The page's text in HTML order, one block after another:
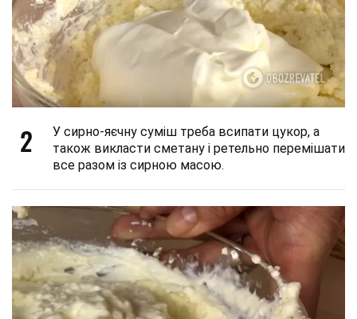
2
У сирно-яєчну суміш треба всипати цукор, а
також викласти сметану і ретельно перемішати
все разом із сирною масою.